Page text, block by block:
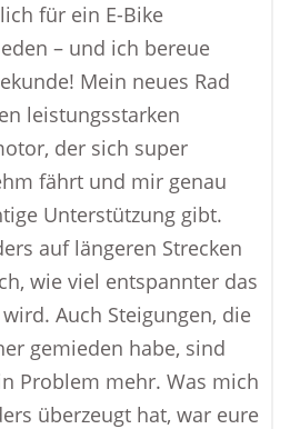
für ein E-Bike
– und ich bereue
Mein neues Rad
leistungsstarken
der sich super
fährt und mir genau
Unterstützung gibt.
auf längeren Strecken
wie viel entspannter das
Auch Steigungen, die
gemieden habe, sind
Problem mehr. Was mich
überzeugt hat, war eure